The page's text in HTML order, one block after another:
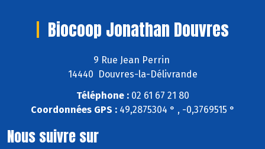
Biocoop Jonathan Douvres
9 Rue Jean Perrin
14440 Douvres-la-Délivrande
Téléphone :02 61 67 21 80
Coordonnées GPS :49,2875304 ° , -0,3769515 °
Nous suivre sur